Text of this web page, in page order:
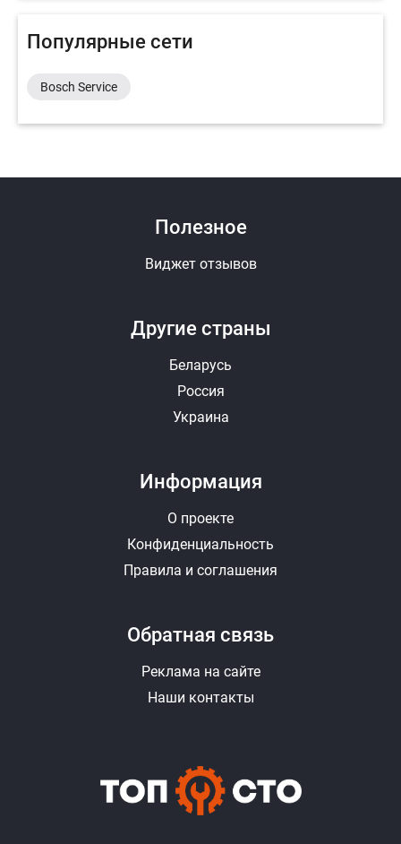
Популярные сети
Bosch Service
Другие страны
Беларусь
Россия
Украина
Полезное
Виджет отзывов
Информация
О проекте
Конфиденциальность
Правила и соглашения
Обратная связь
Реклама на сайте
Наши контакты